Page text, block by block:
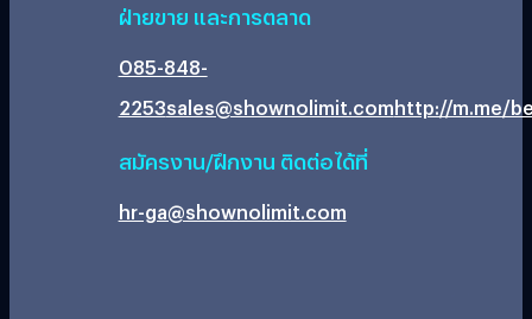
ฝ่ายขาย และการตลาด
085-848-
2253sales@shownolimit.comhttp://m.me/
สมัครงาน/ฝึกงาน ติดต่อได้ที่
hr-ga@shownolimit.com